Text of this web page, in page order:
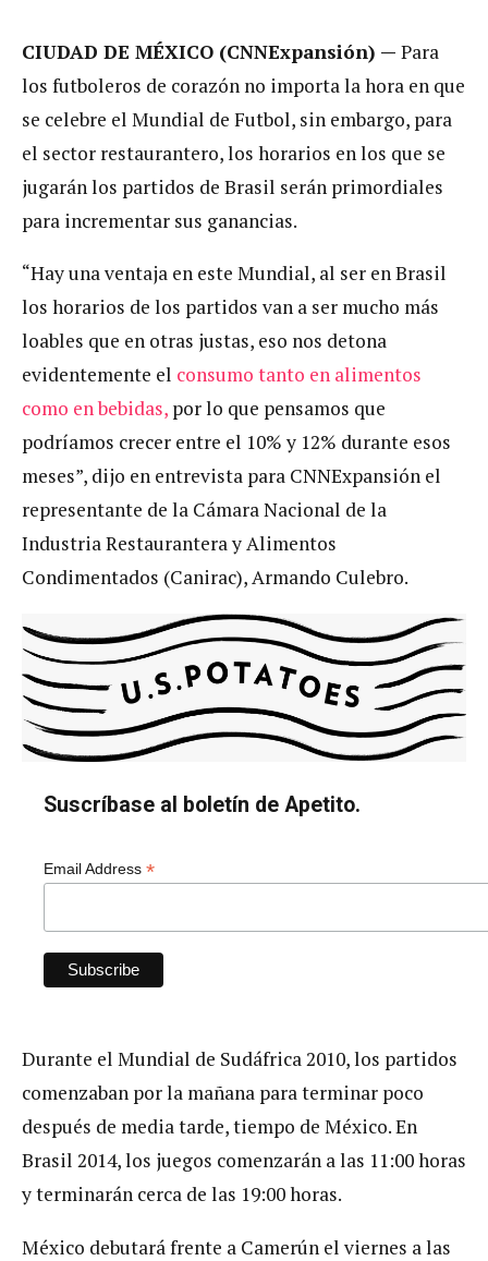
CIUDAD DE MÉXICO (CNNExpansión) — Para
los futboleros de corazón no importa la hora en que
se celebre el Mundial de Futbol, sin embargo, para
el sector restaurantero, los horarios en los que se
jugarán los partidos de Brasil serán primordiales
para incrementar sus ganancias.
“Hay una ventaja en este Mundial, al ser en Brasil
los horarios de los partidos van a ser mucho más
loables que en otras justas, eso nos detona
evidentemente el consumo tanto en alimentos
como en bebidas, por lo que pensamos que
podríamos crecer entre el 10% y 12% durante esos
meses”, dijo en entrevista para CNNExpansión el
representante de la Cámara Nacional de la
Industria Restaurantera y Alimentos
Condimentados (Canirac), Armando Culebro.
Suscríbase al boletín de Apetito.
Email Address *
Durante el Mundial de Sudáfrica 2010, los partidos
comenzaban por la mañana para terminar poco
después de media tarde, tiempo de México. En
Brasil 2014, los juegos comenzarán a las 11:00 horas
y terminarán cerca de las 19:00 horas.
México debutará frente a Camerún el viernes a las